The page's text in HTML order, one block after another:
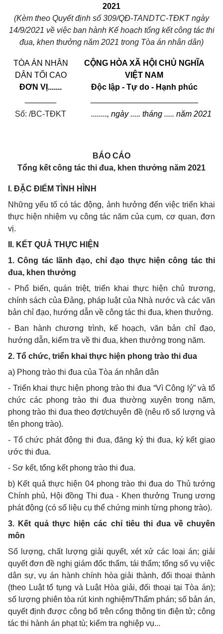
2021
(Kèm theo Quyết định số 309/QĐ-TANDTC-TĐKT ngày
14/9/2021 về việc ban hành Kế hoạch tổng kết công tác thi
đua, khen thưởng năm 2021 trong Tòa án nhân dân)
TÒA ÁN NHÂN
DÂN TỐI CAO
ĐƠN VỊ.......
Số: /BC-TĐKT
CỘNG HÒA XÃ HỘI CHỦ NGHĨA
VIỆT NAM
Độc lập - Tự do - Hạnh phúc
........, ngày ..... tháng ..... năm 2021
BÁO CÁO
Tổng kết công tác thi đua, khen thưởng năm 2021
. ĐẶC ĐIỂM TÌNH HÌNH
Những yếu tố có tác động, ảnh hưởng đến việc triển khai
thực hiện nhiệm vụ công tác năm của cụm, cơ quan, đơn
vị.
I. KẾT QUẢ THỰC HIỆN
1. Công tác lãnh đạo, chỉ đạo thực hiện công tác thi
đua, khen thưởng
- Phổ biến, quán triệt, triển khai thực hiện chủ trương,
chính sách của Đảng, pháp luật của Nhà nước và các văn
bản chỉ đạo, hướng dẫn về công tác thi đua, khen thưởng.
- Ban hành chương trình, kế hoạch, văn bản chỉ đạo,
hướng dẫn, kiểm tra về thi đua, khen thưởng trong năm.
2. Tổ chức, triển khai thực hiện phong trào thi đua
a) Phong trào thi đua của Tòa án nhân dân
- Triển khai thực hiện phong trào thi đua “Vì Công lý” và tổ
chức các phong trào thi đua thường xuyên trong năm,
phong trào thi đua theo đợt/chuyên đề (nêu rõ số lượng và
tên phong trào).
- Tổ chức phát động thi đua, đăng ký thi đua, ký kết giao
ước thi đua.
- Sơ kết, tổng kết phong trào thi đua.
b) Kết quả thực hiện 04 phong trào thi đua do Thủ tướng
Chính phủ, Hội đồng Thi đua - Khen thưởng Trung ương
phát động (có số liệu cụ thể chứng minh từng phong trào).
3. Kếtquả thực hiện các chỉ tiêu thi đua về chuyên
môn
Số lượng, chất lượng giải quyết, xét xử các loại án; giải
quyết đơn đề nghị giám đốc thẩm, tái thẩm; tổng số vụ việc
dân sự, vụ án hành chính hòa giải thành, đối thoại thành
(theo Luật tố tụng và Luật Hòa giải, đối thoại tại Tòa án);
số lượng phiên tòa rút kinh nghiệm/Thẩm phán; số bản án,
quyết định được công bố trên cổng thông tin điện tử; công
tác thi hành án phạt tù; kiểm tra nghiệp vụ...